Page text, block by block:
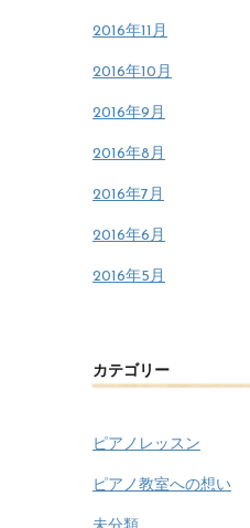
2016年11月
2016年10月
2016年9月
2016年8月
2016年7月
2016年6月
2016年5月
カテゴリー
ピアノレッスン
ピアノ教室への想い